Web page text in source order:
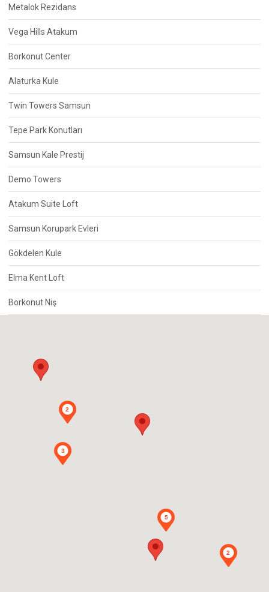
Metalok Rezidans
Vega Hills Atakum
Borkonut Center
Alaturka Kule
Twin Towers Samsun
Tepe Park Konutları
Samsun Kale Prestij
Demo Towers
Atakum Suite Loft
Samsun Korupark Evleri
Gökdelen Kule
Elma Kent Loft
Borkonut Niş
5
3
2
2